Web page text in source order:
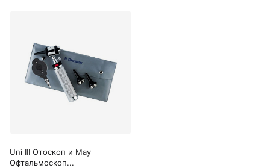
Uni III Отоскоп и May
Офтальмоскоп...
политикой конфиденциальности